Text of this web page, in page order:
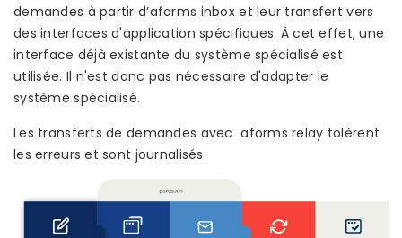
demandes à partir d’aforms inbox et leur transfert vers
des interfaces d'application spécifiques. À cet effet, une
interface déjà existante du système spécialisé est
utilisée. Il n'est donc pas nécessaire d'adapter le
système spécialisé.
Les transferts de demandes avec aforms relay tolèrent
les erreurs et sont journalisés.